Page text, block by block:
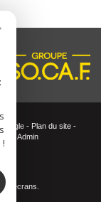
- Plan du site-
Admin
d'écrans.